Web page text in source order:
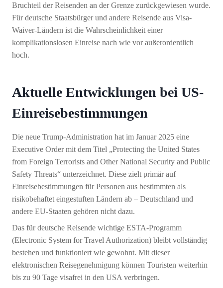
Bruchteil der Reisenden an der Grenze zurückgewiesen wurde.
Für deutsche Staatsbürger und andere Reisende aus Visa-
Waiver-Ländern ist die Wahrscheinlichkeit einer
komplikationslosen Einreise nach wie vor außerordentlich
hoch.
Aktuelle Entwicklungen bei US-
Einreisebestimmungen
Die neue Trump-Administration hat im Januar 2025 eine
Executive Order mit dem Titel „Protecting the United States
from Foreign Terrorists and Other National Security and Public
Safety Threats“ unterzeichnet. Diese zielt primär auf
Einreisebestimmungen für Personen aus bestimmten als
risikobehaftet eingestuften Ländern ab – Deutschland und
andere EU-Staaten gehören nicht dazu.
Das für deutsche Reisende wichtige ESTA-Programm
(Electronic System for Travel Authorization) bleibt vollständig
bestehen und funktioniert wie gewohnt. Mit dieser
elektronischen Reisegenehmigung können Touristen weiterhin
bis zu 90 Tage visafrei in den USA verbringen.